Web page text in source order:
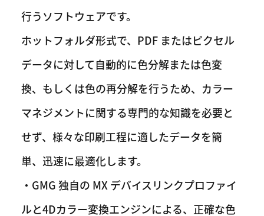
行うソフトウェアです。
ホットフォルダ形式で、PDF またはピクセル
データに対して自動的に色分解または色変
換、もしくは色の再分解を行うため、カラー
マネジメントに関する専門的な知識を必要と
せず、様々な印刷工程に適したデータを簡
単、迅速に最適化します。
・GMG 独自の MX デバイスリンクプロファイ
ルと4Dカラー変換エンジンによる、正確な色